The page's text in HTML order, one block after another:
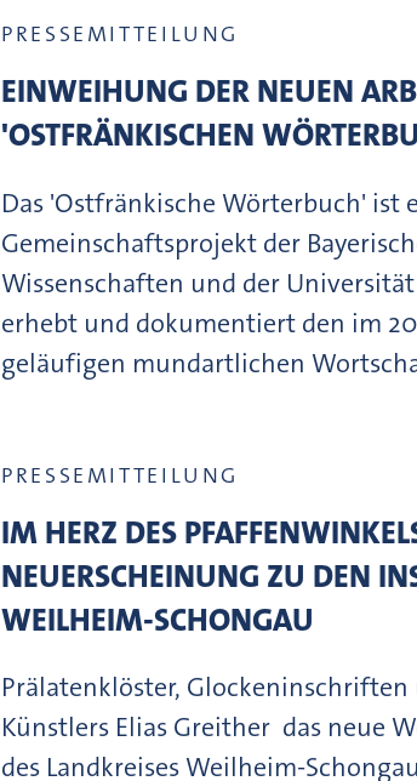
PRESSEMITTEILUNG
EINWEIHUNG DER NEUEN
'OSTFRÄNKISCHEN
Das 'Ostfränkische Wörterbuch' ist
Gemeinschaftsprojekt der
Wissenschaften und der
erhebt und dokumentiert den im
geläufigen mundartlichen
PRESSEMITTEILUNG
IM HERZ DES
NEUERSCHEINUNG ZU DEN
WEILHEIM-SCHONGAU
Prälatenklöster,
Künstlers Elias Greither  das neue
des Landkreises Weilheim-